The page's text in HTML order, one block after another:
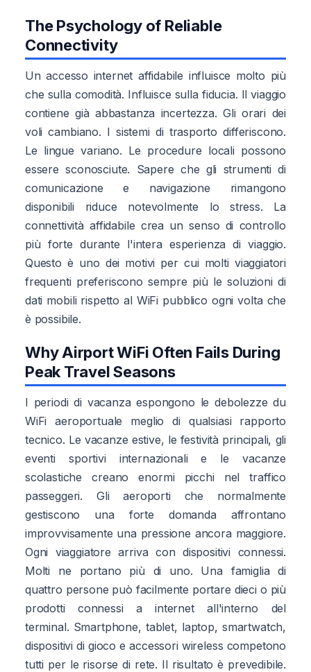
The Psychology of Reliable
Connectivity
Un accesso internet affidabile influisce molto più
che sulla comodità. Influisce sulla fiducia. Il viaggio
contiene già abbastanza incertezza. Gli orari dei
voli cambiano. I sistemi di trasporto differiscono.
Le lingue variano. Le procedure locali possono
essere sconosciute. Sapere che gli strumenti di
comunicazione e navigazione rimangono
disponibili riduce notevolmente lo stress. La
connettività affidabile crea un senso di controllo
più forte durante l'intera esperienza di viaggio.
Questo è uno dei motivi per cui molti viaggiatori
frequenti preferiscono sempre più le soluzioni di
dati mobili rispetto al WiFi pubblico ogni volta che
è possibile.
Why Airport WiFi Often Fails During
Peak Travel Seasons
I periodi di vacanza espongono le debolezze du
WiFi aeroportuale meglio di qualsiasi rapporto
tecnico. Le vacanze estive, le festività principali, gli
eventi sportivi internazionali e le vacanze
scolastiche creano enormi picchi nel traffico
passeggeri. Gli aeroporti che normalmente
gestiscono una forte domanda affrontano
improvvisamente una pressione ancora maggiore.
Ogni viaggiatore arriva con dispositivi connessi.
Molti ne portano più di uno. Una famiglia di
quattro persone può facilmente portare dieci o più
prodotti connessi a internet all'interno del
terminal. Smartphone, tablet, laptop, smartwatch,
dispositivi di gioco e accessori wireless competono
tutti per le risorse di rete. Il risultato è prevedibile.